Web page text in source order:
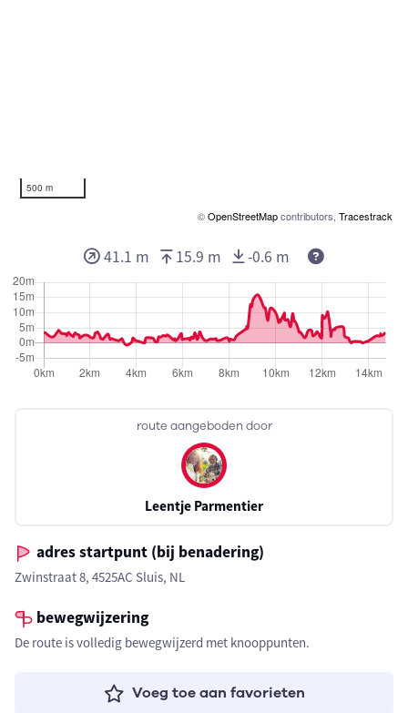
500 m
©OpenStreetMapcontributors, Tracestrack
route aangeboden door
Leentje Parmentier
adres startpunt (bij benadering)
Zwinstraat 8, 4525AC Sluis, NL
bewegwijzering
De route is volledig bewegwijzerd met knooppunten.
Voeg toe aan favorieten
41.1 m 15.9 m -0.6 m